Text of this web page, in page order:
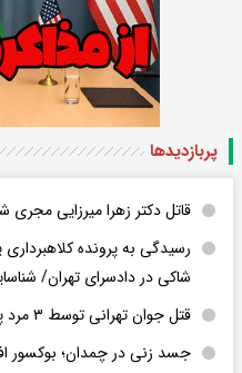
پربازدید‌ها
قاتل دکتر زهرا میرزایی مجری
شاکی در دادسرای تهران/ شناسایی و توقیف ۲
قتل جوان تهرانی توسط ۳ مرد پژوسوار
جسد زنی در چمدان؛ بوکسور